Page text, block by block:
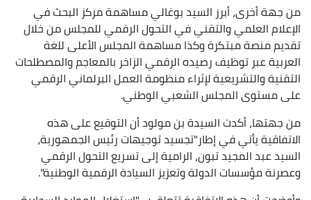
من جهة أخرى، أبرز السيد بوغالي مساهمة مركز البحث في
الإعلام العلمي والتقني في التحول الرقمي للمجلس من خلال
تقديم منصة مبتكرة وكذا مساهمة المجلس الأعلى للغة
العربية عبر توظيف رصيده الرقمي الزاخر بالمعاجم والمصطلحات
التقنية والتشريعية لإثراء منظومة العمل البرلماني الرقمي
على مستوى المجلس الشعبي الوطني.
من جهتها، أكدت السيدة بن مولود أن التوقيع على هذه
الاتفاقية يأتي في إطار"تجسيد توجيهات رئيس الجمهورية،
السيد عبد المجيد تبون، الرامية إلى تسريع التحول الرقمي
وعصرنة مؤسسات الدولة وتعزيز السيادة الرقمية الوطنية".